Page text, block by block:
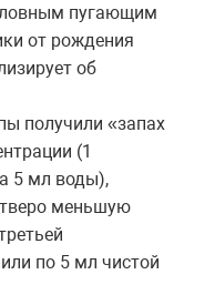
пугающим
от рождения
об
получили «запах
(1
5 мл воды),
меньшую
по 5 мл чистой